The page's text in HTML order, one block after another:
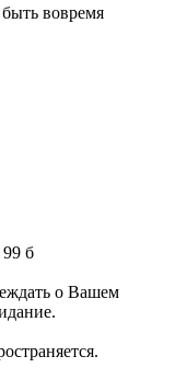
вовремя
б
о Вашем